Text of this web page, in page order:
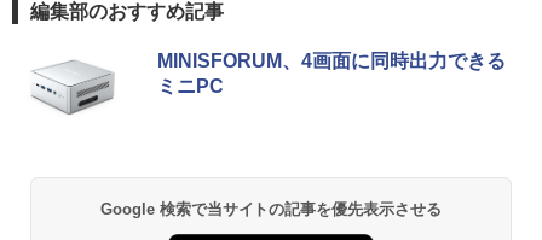
編集部のおすすめ記事
MINISFORUM、4画面に同時出力できる
ミニPC
Google 検索で当サイトの記事を優先表示させる